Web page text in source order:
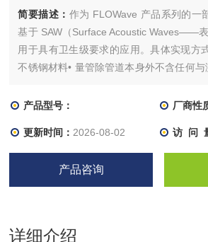
简要描述： 作为 FLOWave 产品系列的一
基于 SAW（Surface Acoustic Waves——
用于具有卫生级要求的应用。具体实现方
不锈钢材料• 量管除管道本身外不含任何
活性、可清洁性、尺寸紧密、重量轻、安
体中可获得测量结果。对于粘度更高的液
补偿。虽然无法测量气体和蒸汽，但是其
体再次流回管道后，能像以前一样正确测
产品型号： 厂商性
更新时间： 2026-08-02 访 问
产品咨询
详细介绍